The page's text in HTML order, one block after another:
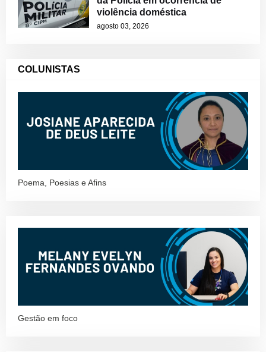
violência doméstica
agosto 03, 2026
COLUNISTAS
Poema, Poesias e Afins
Gestão em foco